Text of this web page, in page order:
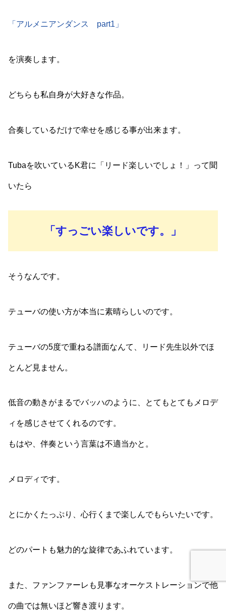
「アルメニアンダンス part1」
を演奏します。
どちらも私自身が大好きな作品。
合奏しているだけで幸せを感じる事が出来ます。
Tubaを吹いているK君に「リード楽しいでしょ！」って聞
いたら
「すっごい楽しいです。」
そうなんです。
テューバの使い方が本当に素晴らしいのです。
テューバの5度で重ねる譜面なんて、リード先生以外でほ
とんど見ません。
低音の動きがまるでバッハのように、とてもとてもメロデ
ィを感じさせてくれるのです。
もはや、伴奏という言葉は不適当かと。
メロディです。
とにかくたっぷり、心行くまで楽しんでもらいたいです。
どのパートも魅力的な旋律であふれています。
また、ファンファーレも見事なオーケストレーションで他
の曲では無いほど響き渡ります。